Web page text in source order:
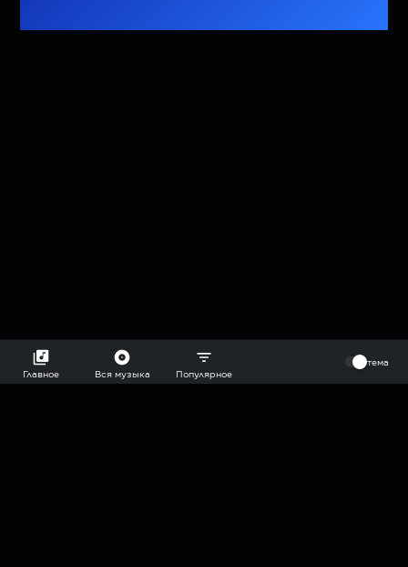
Главное Вся музыка Популярное
тема